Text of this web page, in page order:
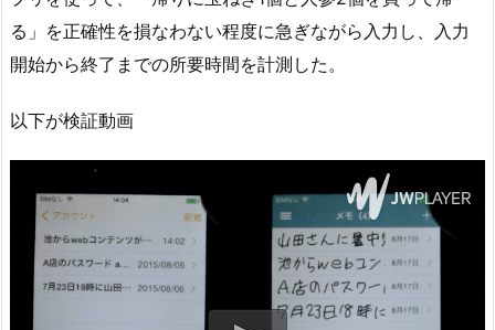
る」を正確性を損なわない程度に急ぎながら入力し、入力
開始から終了までの所要時間を計測した。
以下が検証動画